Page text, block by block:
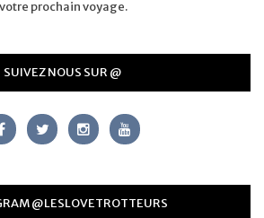
votre prochain voyage.
SUIVEZ NOUS SUR @
@LESLOVETROTTEURS